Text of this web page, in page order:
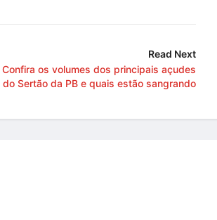
Read Next
os volumes dos principais açudes
do Sertão da PB e quais estão sangrando